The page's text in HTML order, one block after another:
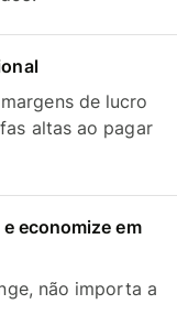
de lucro
altas ao pagar
economize em
não importa a